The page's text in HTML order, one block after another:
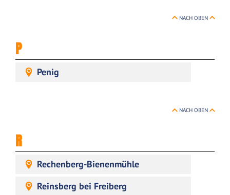
NACH OBEN
P
Penig
NACH OBEN
R
Rechenberg-Bienenmühle
Reinsberg bei Freiberg